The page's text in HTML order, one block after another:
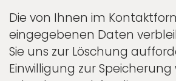
Die von Ihnen im
eingegebenen Daten
Sie uns zur Löschung
Einwilligung zur